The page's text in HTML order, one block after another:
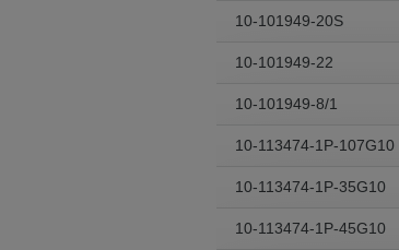
10-101949-20S
10-101949-22
10-101949-8/1
10-113474-1P-107G10
10-113474-1P-35G10
10-113474-1P-45G10